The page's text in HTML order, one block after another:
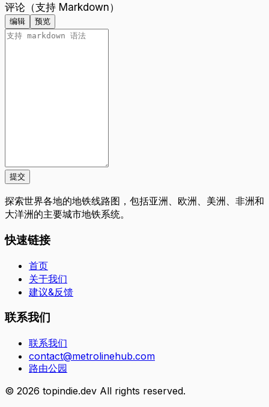
评论（支持 Markdown）
编辑 预览
提交
探索世界各地的地铁线路图，包括亚洲、欧洲、美洲、非洲和
大洋洲的主要城市地铁系统。
快速链接
首页
关于我们
建议&反馈
联系我们
联系我们
contact@metrolinehub.com
路由公园
© 2026 topindie.dev All rights reserved.